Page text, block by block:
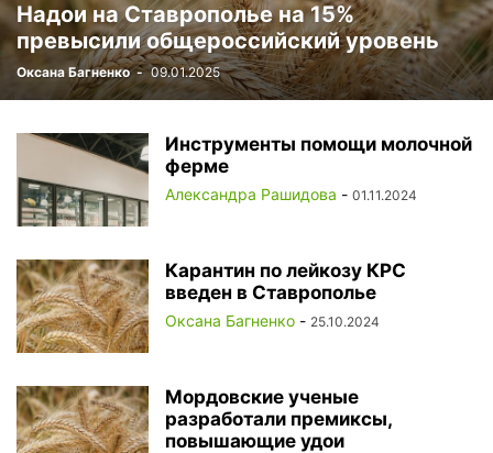
Надои на Ставрополье на 15%
превысили общероссийский уровень
Оксана Багненко - 09.01.2025
Инструменты помощи молочной
ферме
Александра Рашидова - 01.11.2024
Карантин по лейкозу КРС
введен в Ставрополье
Оксана Багненко - 25.10.2024
Мордовские ученые
разработали премиксы,
повышающие удои